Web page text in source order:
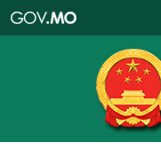
特
政
區
政
口